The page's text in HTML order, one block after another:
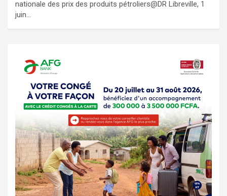
nationale des prix des produits pétroliers@DR Libreville, 1
juin…